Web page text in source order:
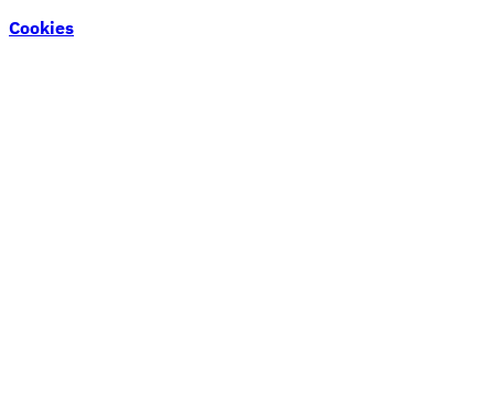
Cookies